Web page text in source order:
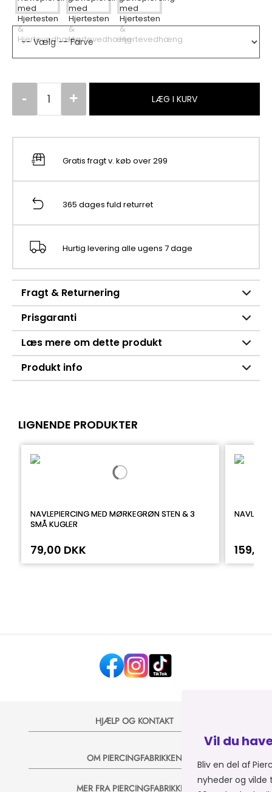
LÆG I KURV
Gratis fragt v. køb over 299
365 dages fuld returret
Hurtig levering alle ugens 7 dage
Fragt & Returnering
Prisgaranti
Læs mere om dette produkt
Produkt info
LIGNENDE PRODUKTER
NAVLEPIERCING MED MØRKEGRØN STEN & 3
SMÅ KUGLER
79,00 DKK 159,00
HJÆLP OG KONTAKT
OM PIERCINGFABRIKKEN
MER FRA PIERCINGFABRIKKEN
Vil du have 20% på dit
Bliv en del af Piercingfabrikkens univers,
nyheder og vilde tilbud på e-mail, så